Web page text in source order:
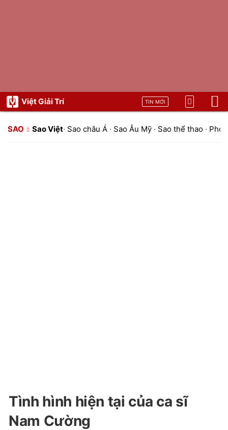
Việt Giải Trí TIN MỚI
SAO Sao Việt· Sao châu Á · Sao Âu Mỹ · Sao thể thao ·
Tình hình hiện tại của ca sĩ
Nam Cường